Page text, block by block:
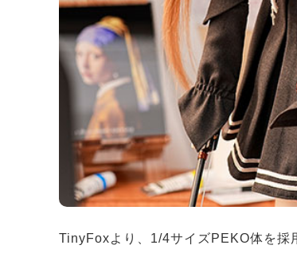
TinyFoxより、1/4サイズPEKO体を採